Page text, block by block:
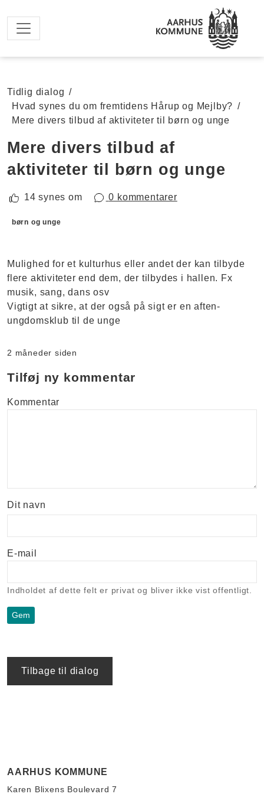
Tidlig dialog /
Hvad synes du om fremtidens Hårup og Mejlby? /
Mere divers tilbud af aktiviteter til børn og unge
Mere divers tilbud af
aktiviteter til børn og unge
14 synes om 0 kommentarer
Forslagskategorier
børn og unge
Mulighed for et kulturhus eller andet der kan tilbyde
flere aktiviteter end dem, der tilbydes i hallen. Fx
musik, sang, dans osv
Vigtigt at sikre, at der også på sigt er en aften-
ungdomsklub til de unge
2 måneder siden
Tilføj ny kommentar
Kommentar
Dit navn
E-mail
Indholdet af dette felt er privat og bliver ikke vist offentligt.
Tilbage til dialog
AARHUS KOMMUNE
Karen Blixens Boulevard 7